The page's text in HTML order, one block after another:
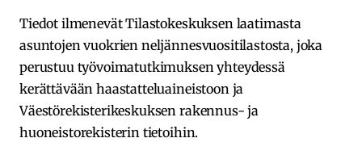
Tiedot ilmenevät Tilastokeskuksen laatimasta
asuntojen vuokrien neljännesvuositilastosta, joka
perustuu työvoimatutkimuksen yhteydessä
kerättävään haastatteluaineistoon ja
Väestörekisterikeskuksen rakennus- ja
huoneistorekisterin tietoihin.